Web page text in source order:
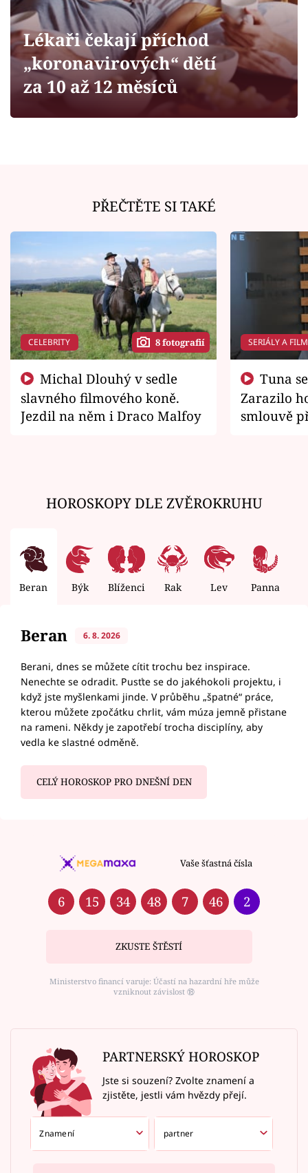
Sledujte prima+
Filmový festival Karlovy Vary
Sledujte nás
Lékaři čekají příchod
„koronavirových“ dětí
za 10 až 12 měsíců
PŘEČTĚTE SI TAKÉ
CELEBRITY 8 fotografií
slavného filmového koně.
Jezdil na něm i Draco Malfoy
SERIÁLY A
Zarazilo
smlouvě
HOROSKOPY DLE ZVĚROKRUHU
Beran Býk Blíženci Rak Lev Panna
Beran 6. 8. 2026
Berani, dnes se můžete cítit trochu bez inspirace.
Nenechte se odradit. Pusťte se do jakéhokoli projektu, i
když jste myšlenkami jinde. V průběhu „špatné“ práce,
kterou můžete zpočátku chrlit, vám múza jemně přistane
na rameni. Někdy je zapotřebí trocha disciplíny, aby
vedla ke slastné odměně.
CELÝ HOROSKOP PRO DNEŠNÍ DEN
Vaše šťastná čísla
6 15 34 48 7 46 2
ZKUSTE ŠTĚSTÍ
Ministerstvo financí varuje: Účastí na hazardní hře může
vzniknout závislost ⑱
PARTNERSKÝ HOROSKOP
Jste si souzení? Zvolte znamení a
zjistěte, jestli vám hvězdy přejí.